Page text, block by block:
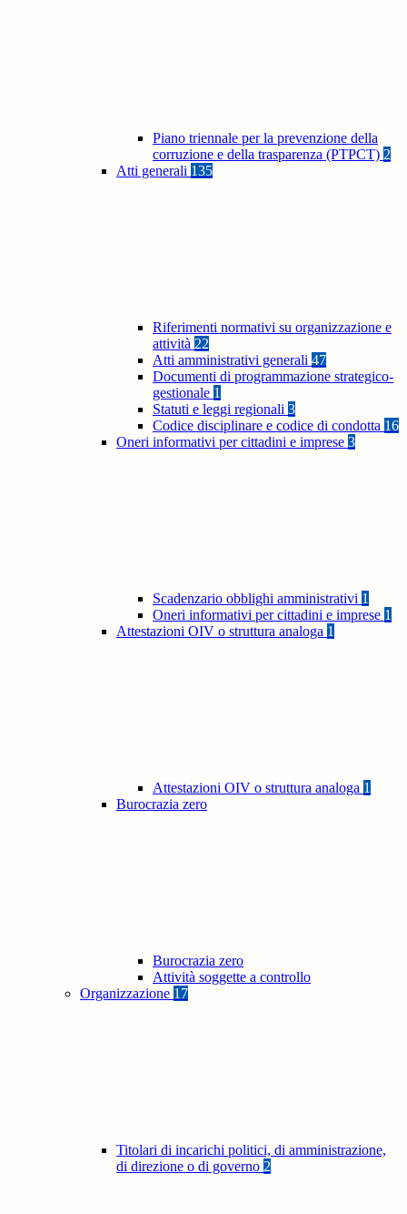
Piano triennale per la prevenzione della
corruzione e della trasparenza (PTPCT) 2
Atti generali 135
Riferimenti normativi su organizzazione e
attività 22
Atti amministrativi generali 47
Documenti di programmazione strategico-
gestionale 1
Statuti e leggi regionali 3
Codice disciplinare e codice di condotta 16
Oneri informativi per cittadini e imprese 3
Scadenzario obblighi amministrativi 1
Oneri informativi per cittadini e imprese 1
Attestazioni OIV o struttura analoga 1
Attestazioni OIV o struttura analoga 1
Burocrazia zero
Burocrazia zero
Attività soggette a controllo
Organizzazione 17
Titolari di incarichi politici, di amministrazione,
di direzione o di governo 2